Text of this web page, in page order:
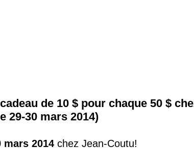
de 10 $ pour chaque 50 $
29-30 mars 2014)
mars 2014 chez Jean-Coutu!